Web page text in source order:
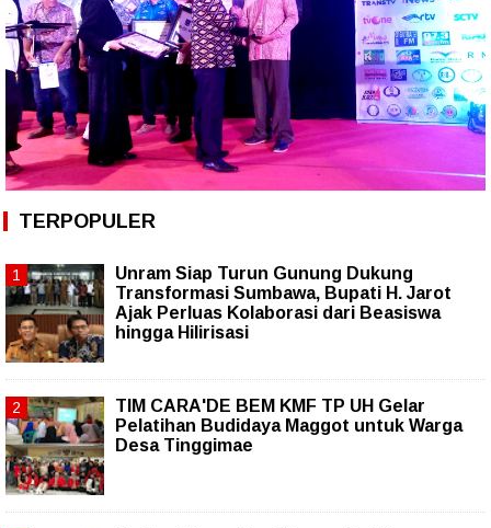
TERPOPULER
Unram Siap Turun Gunung Dukung
Transformasi Sumbawa, Bupati H. Jarot
Ajak Perluas Kolaborasi dari Beasiswa
hingga Hilirisasi
TIM CARA'DE BEM KMF TP UH Gelar
Pelatihan Budidaya Maggot untuk Warga
Desa Tinggimae